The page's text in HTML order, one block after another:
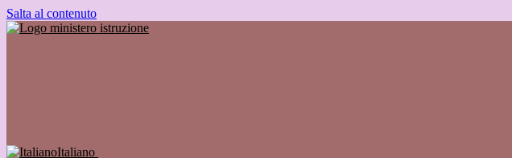
Salta al contenuto
Italiano